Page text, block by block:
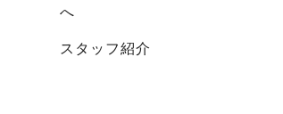
へ
スタッフ紹介